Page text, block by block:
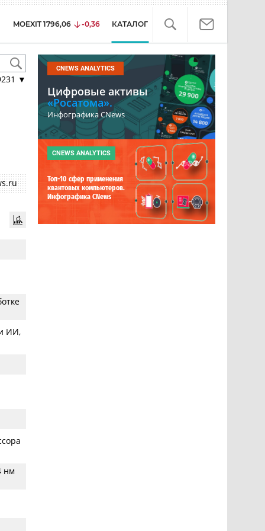
MOEXIT 1796,06 -0,36 КАТАЛОГ
▼
ИИ,
нм
CNEWS ANALYTICS
Цифровые активы
«Росатома».
Инфографика CNews
CNEWS ANALYTICS
Топ-10 сфер применения
квантовых компьютеров.
Инфографика CNews